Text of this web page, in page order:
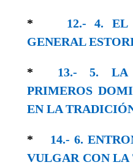
* 12.- 4. EL
GENERAL
* 13.- 5. LA
PRIMEROS
EN LA
* 14.- 6.
VULGAR CON